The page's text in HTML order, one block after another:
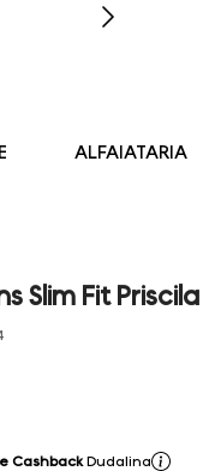
ALFAIATARIA
Slim Fit
CashbackDudalina